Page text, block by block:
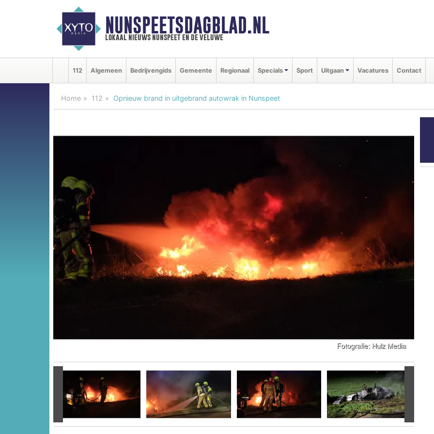
NUNSPEETSDAGBLAD.NL
lokaal nieuws nunspeet en de veluwe
112 Algemeen Bedrijvengids Gemeente Regionaal Specials Sport Uitgaan Vacatures Contact
Home 112 Opnieuw brand in uitgebrand autowrak in Nunspeet
Vorige